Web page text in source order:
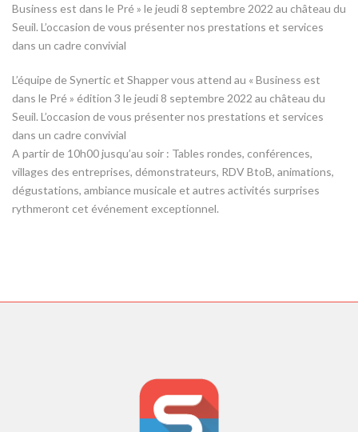
Business est dans le Pré » le jeudi 8 septembre 2022 au château du
Seuil. L’occasion de vous présenter nos prestations et services
dans un cadre convivial
L’équipe de Synertic et Shapper vous attend au « Business est
dans le Pré » édition 3 le jeudi 8 septembre 2022 au château du
Seuil. L’occasion de vous présenter nos prestations et services
dans un cadre convivial
A partir de 10h00 jusqu’au soir : Tables rondes, conférences,
villages des entreprises, démonstrateurs, RDV BtoB, animations,
dégustations, ambiance musicale et autres activités surprises
rythmeront cet événement exceptionnel.